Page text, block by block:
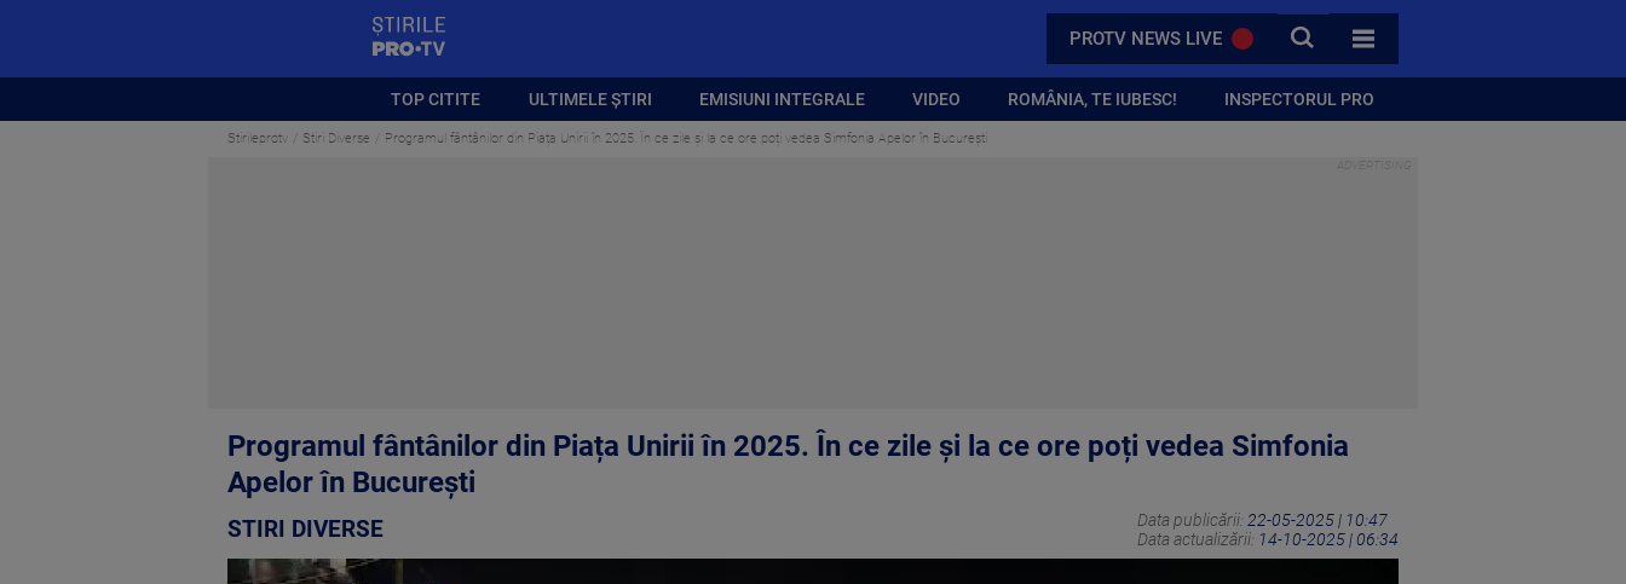
PROTV NEWS LIVE CAUTA
TOATE CATEGORIILE
TOP CITITE ULTIMELE ȘTIRI EMISIUNI INTEGRALE VIDEO ROMÂNIA, TE IUBESC! INSPECTORUL PRO
Stirileprotv Stiri Diverse Programul fântânilor din Piața Unirii în 2025. În ce zile și la ce ore poți vedea Simfonia Apelor în București
Programul fântânilor din Piața Unirii în 2025. În ce zile și la ce ore poți vedea Simfonia
Apelor în București
STIRI DIVERSE Data publicării: 22-05-2025 | 10:47
Data actualizării: 14-10-2025 | 06:34